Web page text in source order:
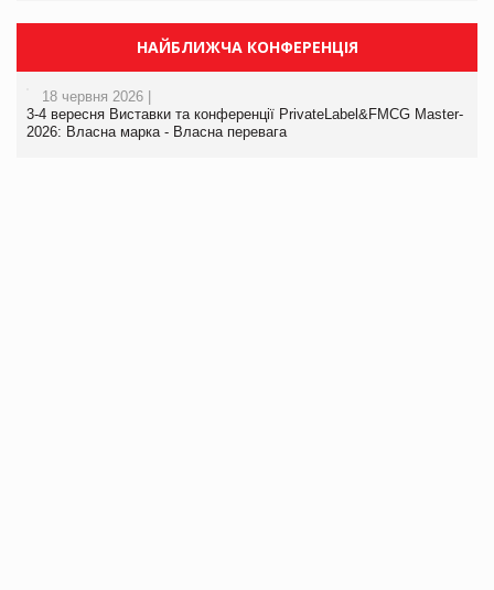
НАЙБЛИЖЧА КОНФЕРЕНЦІЯ
18 червня 2026 |
3-4 вересня Виставки та конференції PrivateLabel&FMCG Master-
2026: Власна марка - Власна перевага